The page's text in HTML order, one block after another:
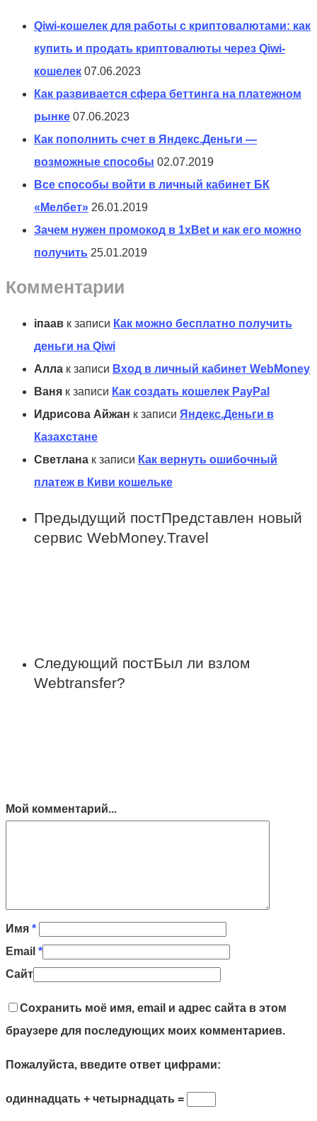
Qiwi-кошелек для работы с криптовалютами: как
купить и продать криптовалюты через Qiwi-
кошелек 07.06.2023
Как развивается сфера беттинга на платежном
рынке 07.06.2023
Как пополнить счет в Яндекс.Деньги —
возможные способы 02.07.2019
Все способы войти в личный кабинет БК
«Мелбет» 26.01.2019
Зачем нужен промокод в 1xBet и как его можно
получить 25.01.2019
Комментарии
іпаав к записи Как можно бесплатно получить
деньги на Qiwi
Алла к записи Вход в личный кабинет WebMoney
Ваня к записи Как создать кошелек PayPal
Идрисова Айжан к записи Яндекс.Деньги в
Казахстане
Светлана к записи Как вернуть ошибочный
платеж в Киви кошельке
Предыдущий постПредставлен новый
сервис WebMoney.Travel
Следующий постБыл ли взлом
Webtransfer?
Мой комментарий...
Имя *
Email *
Сайт
Сохранить моё имя, email и адрес сайта в этом
браузере для последующих моих комментариев.
Пожалуйста, введите ответ цифрами:
одиннадцать + четырнадцать =